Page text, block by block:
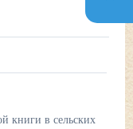
книги в сельских